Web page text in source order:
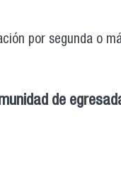
por segunda o
de